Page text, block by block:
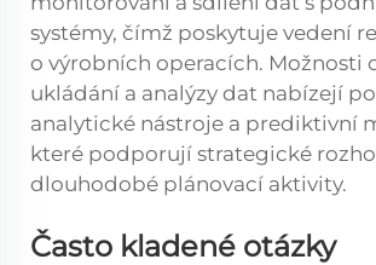
systémy, čímž poskytuje vedení
o výrobních operacích. Možnosti
ukládání a analýzy dat nabízejí
analytické nástroje a prediktivní
které podporují strategické
dlouhodobé plánovací aktivity.
Často kladené otázky